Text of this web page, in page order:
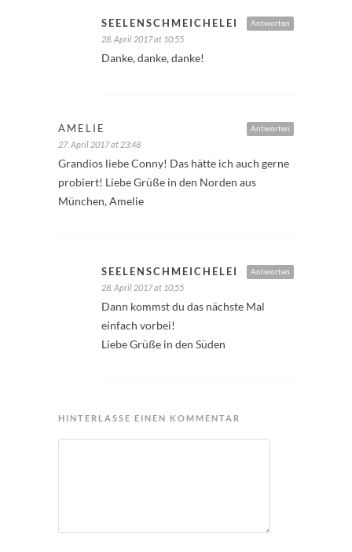
Antworten
SEELENSCHMEICHELEI
28. April 2017 at 10:55
Danke, danke, danke!
Antworten
AMELIE
27. April 2017 at 23:48
Grandios liebe Conny! Das hätte ich auch gerne
probiert! Liebe Grüße in den Norden aus
München, Amelie
Antworten
SEELENSCHMEICHELEI
28. April 2017 at 10:55
Dann kommst du das nächste Mal
einfach vorbei!
Liebe Grüße in den Süden
HINTERLASSE EINEN KOMMENTAR